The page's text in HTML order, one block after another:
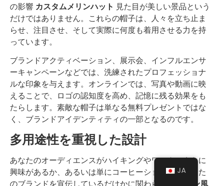
の影響 カスタムメリンハット 見た目が美しい景品という
だけではありません。これらの帽子は、人々を立ち止ま
らせ、注目させ、そして実際に何度も着用させる力を持
っています。
ブランドアクティベーション、展示会、インフルエンサ
ーキャンペーンなどでは、洗練されたプロフェッショナ
ルな印象を与えます。オンラインでは、写真や動画に映
えることで、ロゴの認知度を高め、記憶に残る効果をも
たらします。素敵な帽子は単なる無料プレゼントではな
く、ブランドアイデンティティの一部となるのです。
多用途性を重視した設計
あなたのオーディエンスがハイキングやワークアウトに
興味があるか、あるいは単にコーヒーショップであなた
JA